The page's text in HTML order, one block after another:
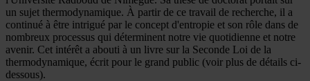
un sujet thermodynamique. À partir de ce travail de recherche, il a
continué à être intrigué par le concept d'entropie et son rôle dans de
nombreux processus qui déterminent notre vie quotidienne et notre
avenir. Cet intérêt a abouti à un livre sur la Seconde Loi de la
thermodynamique, écrit pour le grand public (voir plus de détails ci-
dessous).